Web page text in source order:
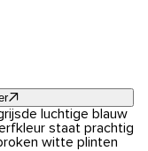
luchtige blauw
staat prachtig
witte plinten